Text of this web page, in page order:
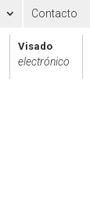
Contacto
Visado
electrónico